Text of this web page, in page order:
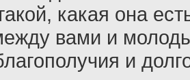
какая она
вами и
и